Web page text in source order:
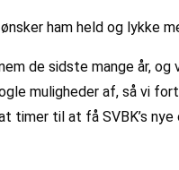
ham held og lykke
de sidste mange år,
muligheder af, så vi
til at få SVBK’s nye